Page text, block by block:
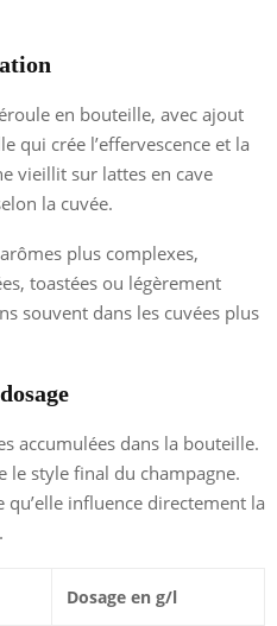
en bouteille, avec ajout
qui crée l’effervescence et la
vieillit sur lattes en cave
la cuvée.
plus complexes,
toastées ou légèrement
souvent dans les cuvées plus
accumulées dans la bouteille.
le style final du champagne.
qu’elle influence directement la
Dosage en g/l